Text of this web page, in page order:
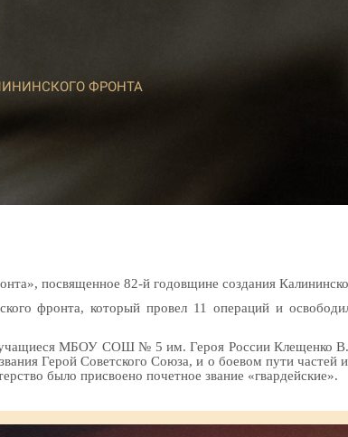
ФРОНТА
посвященное 82-й годовщине создания
фронта, который провел 11 операций и
учащиеся МБОУ СОШ № 5 им. Героя России Клещенко
Герой Советского Союза, и о боевом пути частей
было присвоено почетное звание «гвардейские».